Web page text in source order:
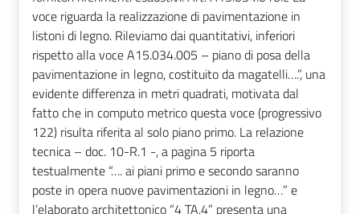
voce riguarda la realizzazione di pavimentazione in
listoni di legno. Rileviamo dai quantitativi, inferiori
rispetto alla voce A15.034.005 – piano di posa della
pavimentazione in legno, costituito da magatelli….”, una
evidente differenza in metri quadrati, motivata dal
fatto che in computo metrico questa voce (progressivo
122) risulta riferita al solo piano primo. La relazione
tecnica – doc. 10-R.1 -, a pagina 5 riporta
testualmente “…. ai piani primo e secondo saranno
poste in opera nuove pavimentazioni in legno…” e
l’elaborato architettonico “4 TA.4” presenta una